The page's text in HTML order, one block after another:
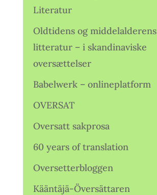
Literatur
Oldtidens og middelalderens
litteratur – i skandinaviske
oversættelser
Babelwerk – onlineplatform
OVERSAT
Oversatt sakprosa
60 years of translation
Oversetterbloggen
Kääntäjä-Översättaren